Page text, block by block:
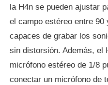
la H4n se pueden ajustar
el campo estéreo entre 90
capaces de grabar los
sin distorsión. Además, el
micrófono estéreo de 1/8
conectar un micrófono de